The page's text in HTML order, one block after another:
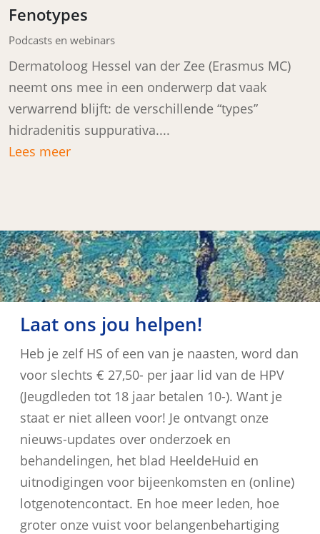
Fenotypes
Podcasts en webinars
Dermatoloog Hessel van der Zee (Erasmus MC)
neemt ons mee in een onderwerp dat vaak
verwarrend blijft: de verschillende “types”
hidradenitis suppurativa....
Lees meer
Laat ons jou helpen!
Heb je zelf HS of een van je naasten, word dan
voor slechts € 27,50- per jaar lid van de HPV
(Jeugdleden tot 18 jaar betalen 10-). Want je
staat er niet alleen voor! Je ontvangt onze
nieuws-updates over onderzoek en
behandelingen, het blad HeeldeHuid en
uitnodigingen voor bijeenkomsten en (online)
lotgenotencontact. En hoe meer leden, hoe
groter onze vuist voor belangenbehartiging